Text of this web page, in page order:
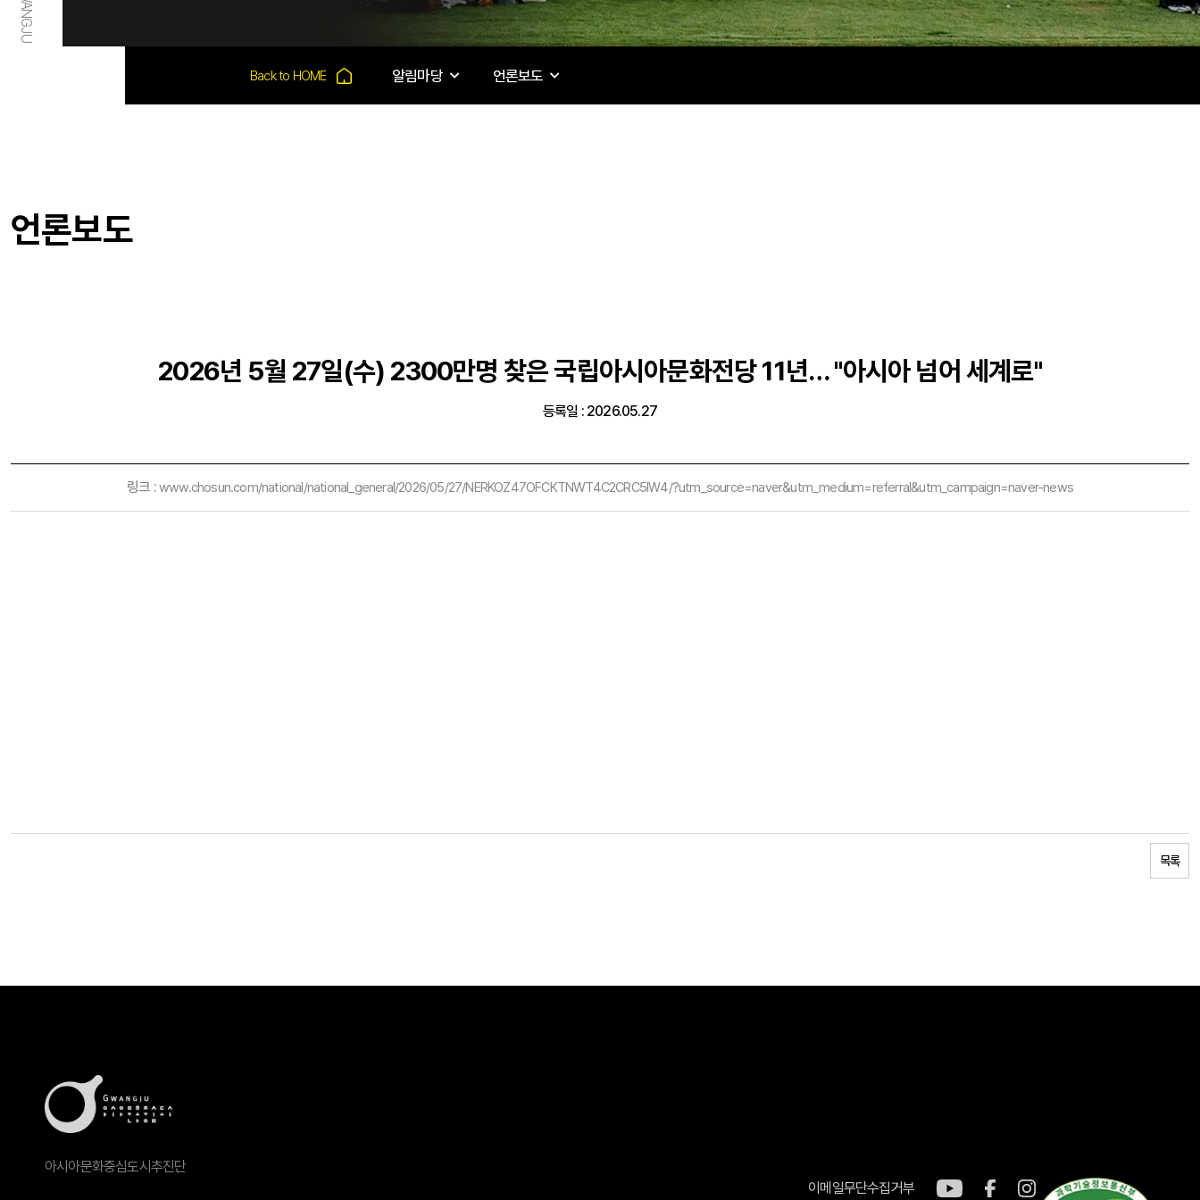
알림마당 언론보도
언론보도
2026년 5월 27일(수) 2300만명 찾은 국립아시아문화전당 11년… "아시아 넘어 세계로"
등록일 : 2026.05.27
링크 :www.chosun.com/national/national_general/2026/05/27/NERKOZ47OFCKTNWT4C2CRC5IW4/?utm_source=naver&utm_medium=referral&utm_campaign=naver-news
목록
아시아문화중심도시추진단
이메일무단수집거부